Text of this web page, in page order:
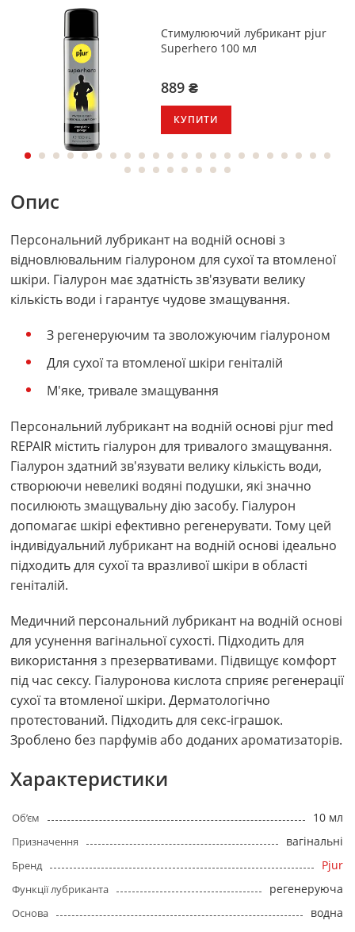
Стимулюючий лубрикант pjur
Superhero 100 мл
889 ₴
КУПИТИ
Опис
Персональний лубрикант на водній основі з
відновлювальним гіалуроном для сухої та втомленої
шкіри. Гіалурон має здатність зв'язувати велику
кількість води і гарантує чудове змащування.
З регенеруючим та зволожуючим гіалуроном
Для сухої та втомленої шкіри геніталій
М'яке, тривале змащування
Персональний лубрикант на водній основі pjur med
REPAIR містить гіалурон для тривалого змащування.
Гіалурон здатний зв'язувати велику кількість води,
створюючи невеликі водяні подушки, які значно
посилюють змащувальну дію засобу. Гіалурон
допомагає шкірі ефективно регенерувати. Тому цей
індивідуальний лубрикант на водній основі ідеально
підходить для сухої та вразливої шкіри в області
геніталій.
Медичний персональний лубрикант на водній основі
для усунення вагінальної сухості. Підходить для
використання з презервативами. Підвищує комфорт
під час сексу. Гіалуронова кислота сприяє регенерації
сухої та втомленої шкіри. Дерматологічно
протестований. Підходить для секс-іграшок.
Зроблено без парфумів або доданих ароматизаторів.
Характеристики
Об’єм 10 мл
Призначення вагінальні
Бренд Pjur
Функції лубриканта регенеруюча
Основа водна